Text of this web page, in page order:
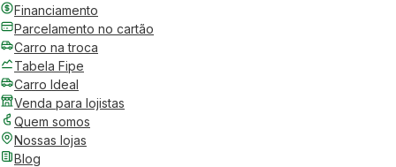
Financiamento
Parcelamento no cartão
Carro na troca
Tabela Fipe
Carro Ideal
Venda para lojistas
Quem somos
Nossas lojas
Blog